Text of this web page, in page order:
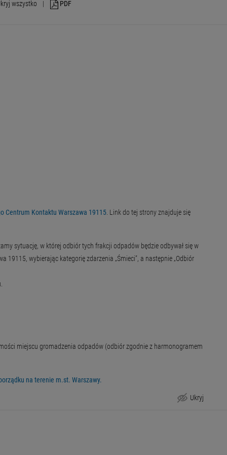
wszystko | PDF
Ukryj
Centrum Kontaktu Warszawa 19115. Link do tej strony znajduje się
sytuację, w której odbiór tych frakcji odpadów będzie odbywał się w
wybierając kategorię zdarzenia „Śmieci”, a następnie „Odbiór
miejscu gromadzenia odpadów (odbiór zgodnie z harmonogramem
na terenie m.st. Warszawy.